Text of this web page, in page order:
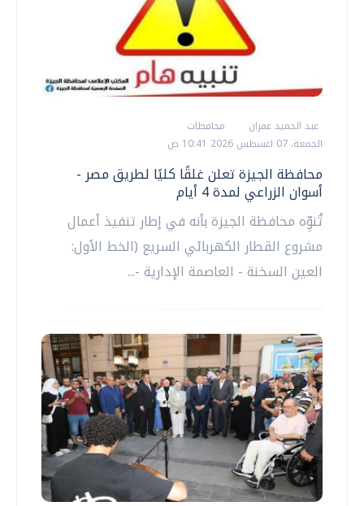
عبد الحميد عمران
محافظات
الجمعة، 07 اغسطس 2026 10:41 ص
محافظة الجيزة تعلن غلقًا كليًا لطريق مصر -
أسوان الزراعي لمدة 4 أيام
تُنوِّه محافظة الجيزة بأنه في إطار تنفيذ أعمال
مشروع القطار الكهربائي السريع (الخط الأول:
العين السخنة - العاصمة الإدارية -...